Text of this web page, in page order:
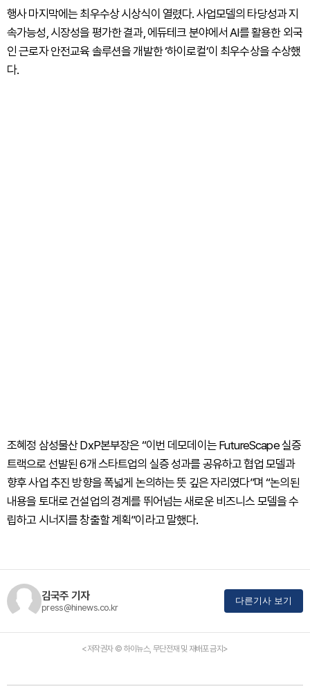
행사 마지막에는 최우수상 시상식이 열렸다. 사업모델의 타당성과 지
속가능성, 시장성을 평가한 결과, 에듀테크 분야에서 AI를 활용한 외국
인 근로자 안전교육 솔루션을 개발한 ‘하이로컬’이 최우수상을 수상했
다.
조혜정 삼성물산 DxP본부장은 “이번 데모데이는 FutureScape 실증
트랙으로 선발된 6개 스타트업의 실증 성과를 공유하고 협업 모델과
향후 사업 추진 방향을 폭넓게 논의하는 뜻 깊은 자리였다”며 “논의된
내용을 토대로 건설업의 경계를 뛰어넘는 새로운 비즈니스 모델을 수
립하고 시너지를 창출할 계획”이라고 말했다.
김국주 기자
press@hinews.co.kr
다른기사 보기
<저작권자 © 하이뉴스, 무단전재 및 재배포 금지>